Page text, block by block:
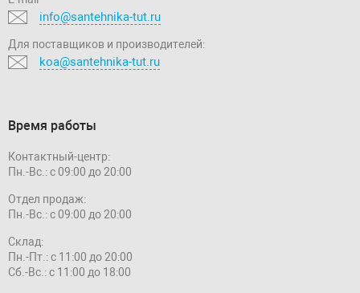
info@santehnika-tut.ru
Для поставщиков и производителей:
koa@santehnika-tut.ru
Время работы
Контактный-центр:
Пн.-Вс.: с 09:00 до 20:00
Отдел продаж:
Пн.-Вс.: с 09:00 до 20:00
Склад:
Пн.-Пт.: с 11:00 до 20:00
Сб.-Вс.: с 11:00 до 18:00